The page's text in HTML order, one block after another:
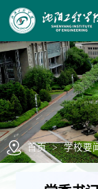
首页 > 学校要